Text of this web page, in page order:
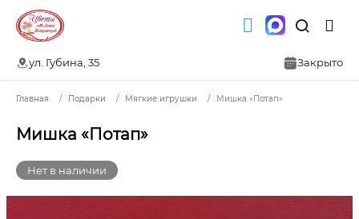
ул. Губина, 35 Закрыто
Главная Подарки Мягкие игрушки Мишка «Потап»
Мишка «Потап»
Нет в наличии